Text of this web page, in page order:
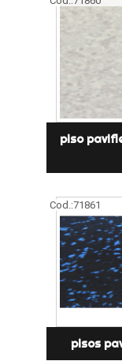
piso
Cod.:71861
pisos